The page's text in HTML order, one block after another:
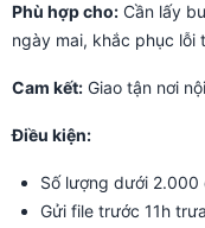
Phù hợp cho: Cần lấy
ngày mai, khắc phục lỗi
Cam kết: Giao tận nơi
Điều kiện:
Số lượng dưới 2.000
Gửi file trước 11h trưa